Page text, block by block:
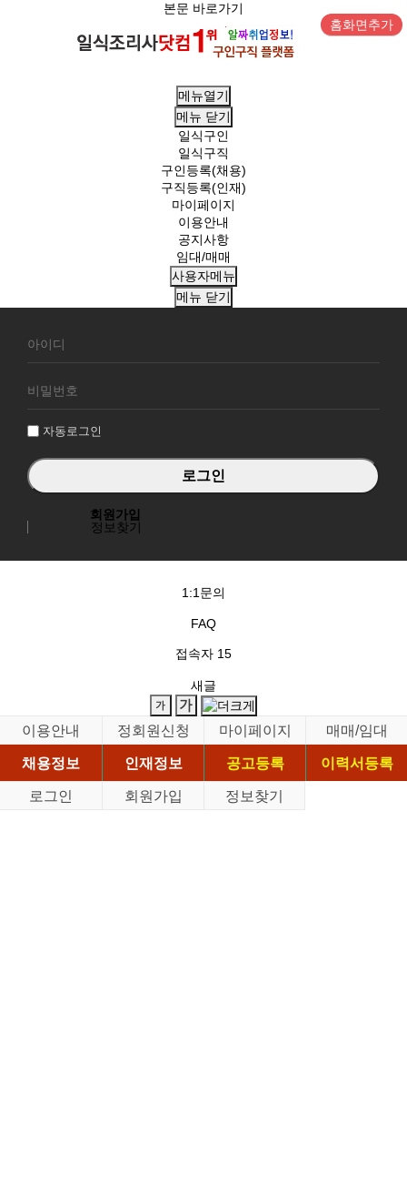
본문 바로가기
홈화면추가
메뉴열기
메뉴 닫기
일식구인
일식구직
구인등록(채용)
구직등록(인재)
마이페이지
이용안내
공지사항
임대/매매
사용자메뉴
메뉴 닫기
원
그
자동로그인
회원가입
정보찾기
1:1문의
FAQ
접속자 15
새글
이용안내 정회원신청 마이페이지
매매/임대
채용정보
인재정보 공고등록
이력서등록
로그인
회원가입 정보찾기